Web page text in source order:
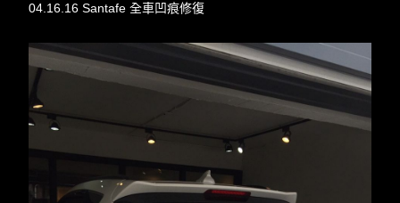
04.16.16 Santafe 全車凹痕修復